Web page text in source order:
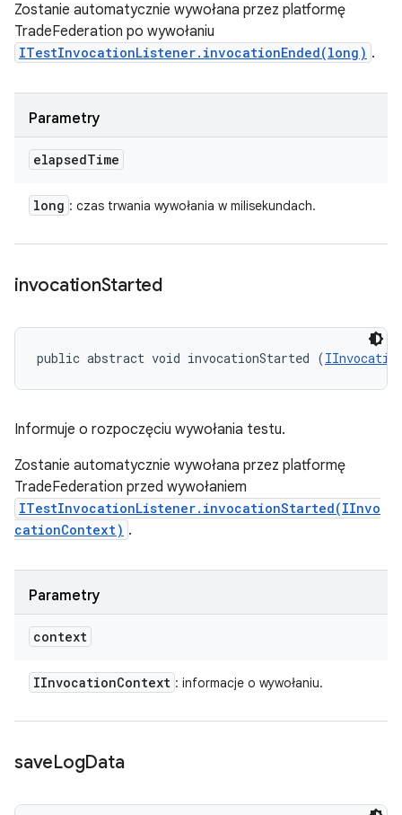
Zostanie automatycznie wywołana przez platformę
TradeFederation po wywołaniu
ITestInvocationListener.invocationEnded(long) .
Parametry
elapsedTime
long : czas trwania wywołania w milisekundach.
invocationStarted
public abstract void invocationStarted (
Informuje o rozpoczęciu wywołania testu.
Zostanie automatycznie wywołana przez platformę
TradeFederation przed wywołaniem
ITestInvocationListener.invocationStarted(IInvo
cationContext) .
Parametry
context
IInvocationContext : informacje o wywołaniu.
saveLogData